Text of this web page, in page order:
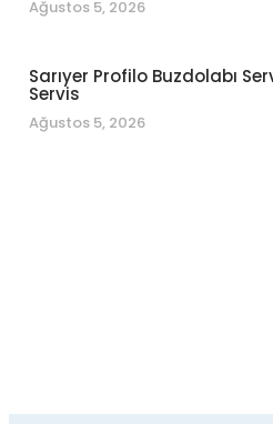
Ağustos 5, 2026
Sarıyer Profilo Buzdolabı
Servis
Ağustos 5, 2026